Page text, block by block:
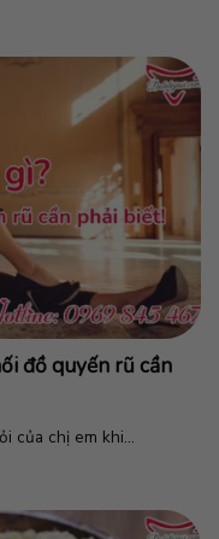
đồ quyến rũ cần
của chị em khi...